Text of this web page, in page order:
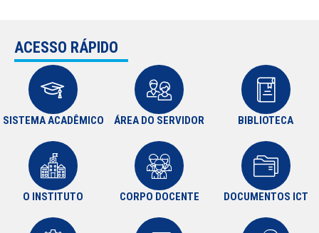
ACESSO RÁPIDO
SISTEMA ACADÊMICO ÁREA DO SERVIDOR BIBLIOTECA
O INSTITUTO CORPO DOCENTE DOCUMENTOS ICT